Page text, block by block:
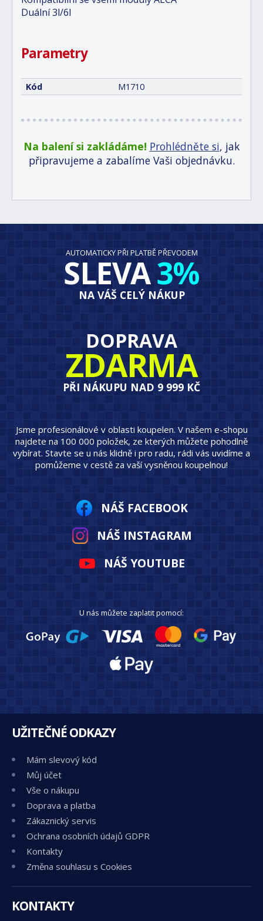
Duální 3l/6l
Parametry
Kód M1710
Na balení si zakládáme! Prohlédněte si, jak
připravujeme a zabalíme Vaši objednávku.
AUTOMATICKY PŘI PLATBĚ PŘEVODEM
SLEVA3%
NA VÁŠ CELÝ NÁKUP
DOPRAVA
ZDARMA
PŘI NÁKUPU NAD 9 999 KČ
Jsme profesionálové v oblasti koupelen. V našem e-shopu
najdete na 100 000 položek, ze kterých můžete pohodlně
vybírat. Stavte se u nás klidně i pro radu, rádi vás uvidíme a
pomůžeme v cestě za vaší vysněnou koupelnou!
NÁŠ FACEBOOK
NÁŠ INSTAGRAM
NÁŠ YOUTUBE
U nás můžete zaplatit pomocí:
UŽITEČNÉ ODKAZY
Mám slevový kód
Můj účet
Vše o nákupu
Doprava a platba
Zákaznický servis
Ochrana osobních údajů GDPR
Kontakty
Změna souhlasu s Cookies
KONTAKTY